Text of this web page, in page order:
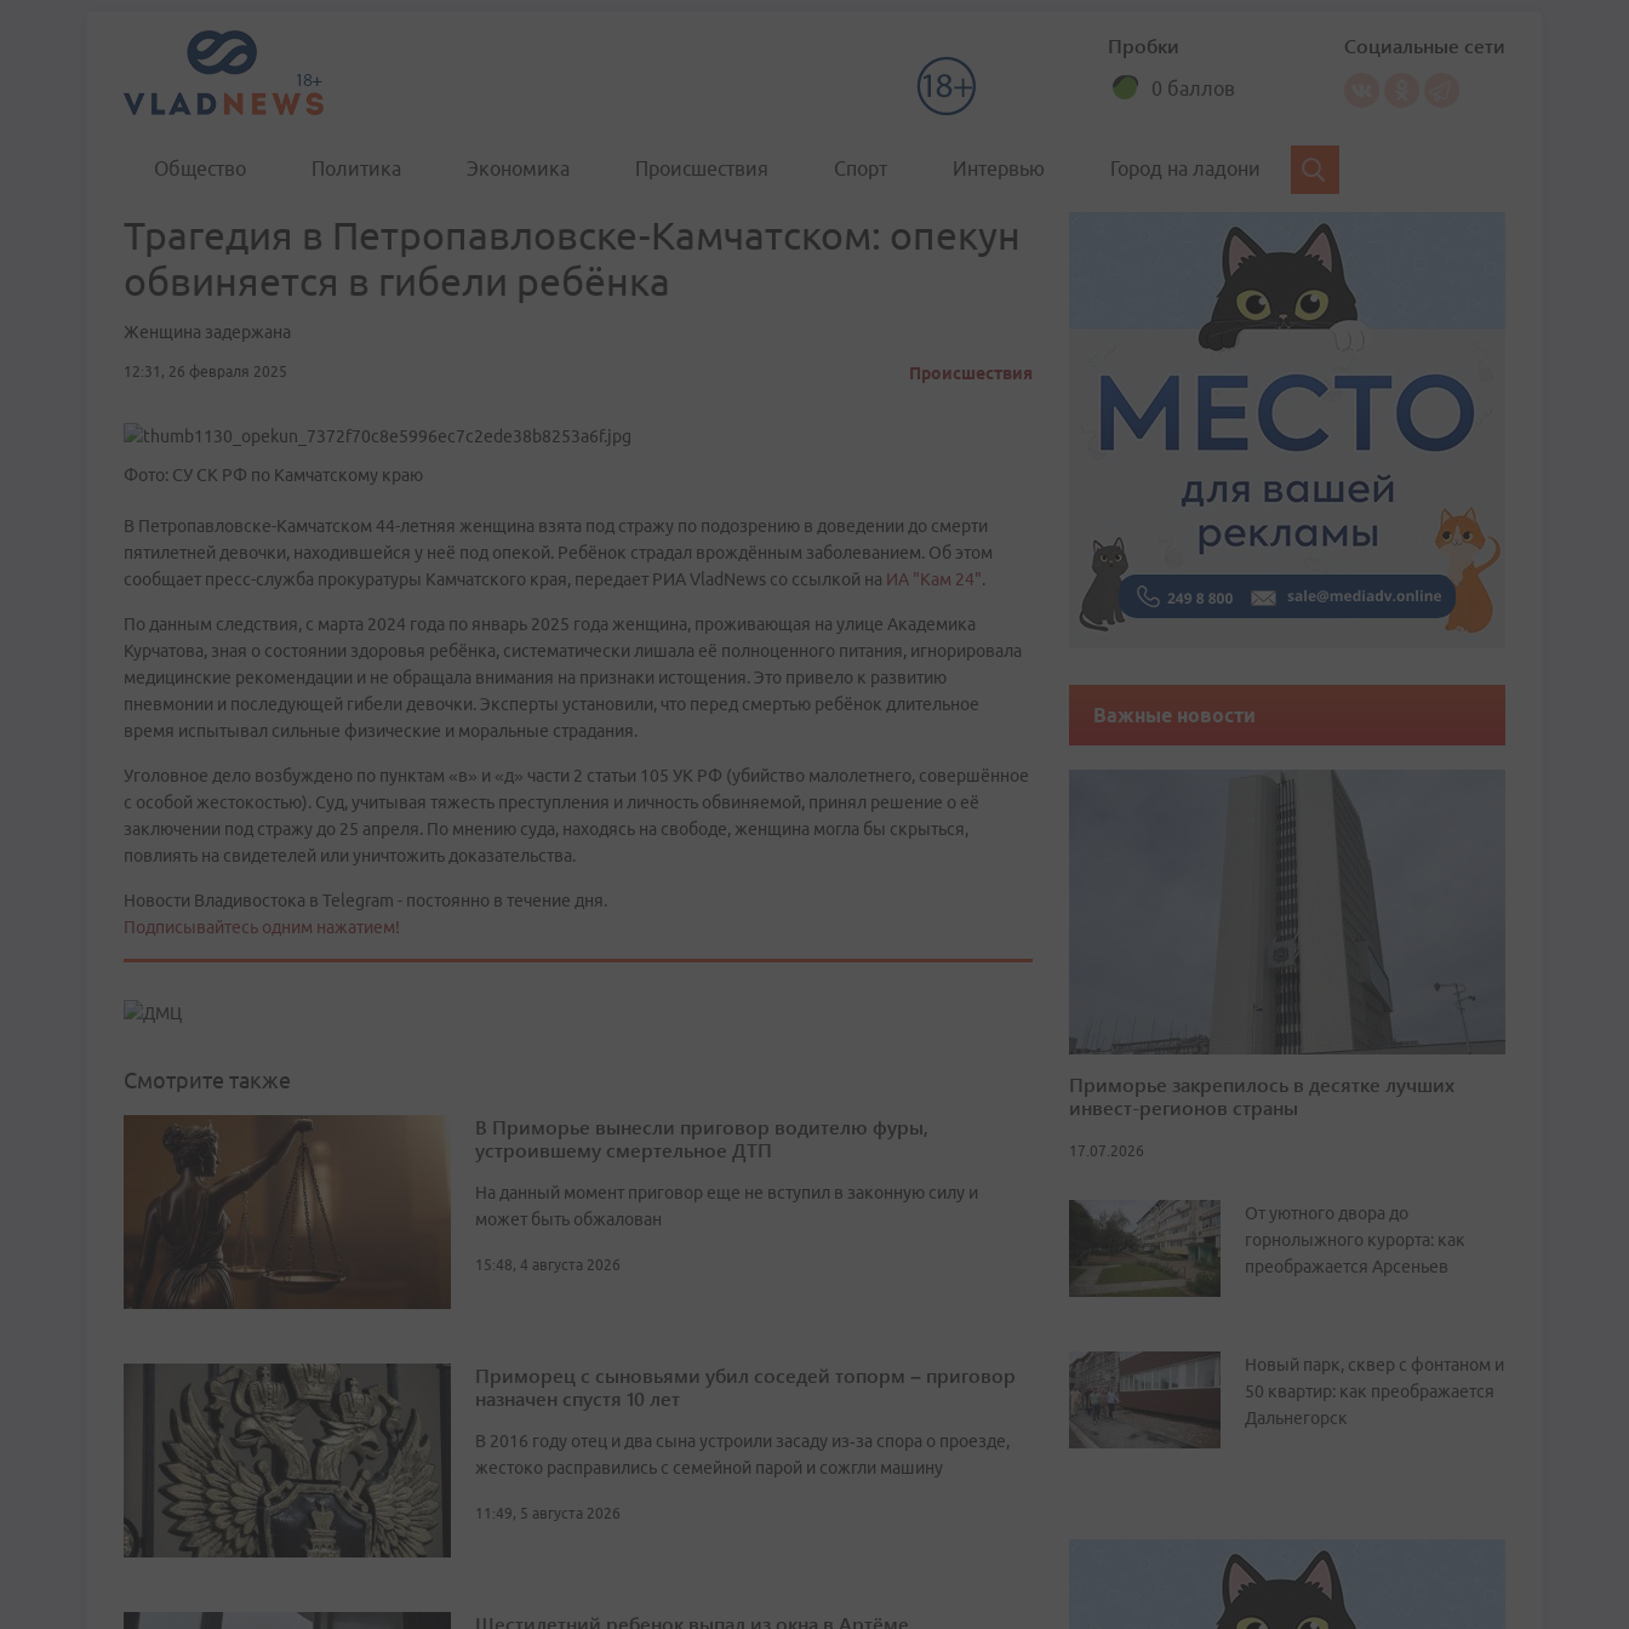
Пробки
0 баллов
Социальные сети
Общество Политика Экономика Происшествия Спорт Интервью Город на ладони
Трагедия в Петропавловске-Камчатском: опекун
обвиняется в гибели ребёнка
Женщина задержана
12:31, 26 февраля 2025 Происшествия
Фото: СУ СК РФ по Камчатскому краю
В Петропавловске-Камчатском 44-летняя женщина взята под стражу по подозрению в доведении до смерти
пятилетней девочки, находившейся у неё под опекой. Ребёнок страдал врождённым заболеванием. Об этом
сообщает пресс-служба прокуратуры Камчатского края, передает РИА VladNews со ссылкой на ИА "Кам 24".
По данным следствия, с марта 2024 года по январь 2025 года женщина, проживающая на улице Академика
Курчатова, зная о состоянии здоровья ребёнка, систематически лишала её полноценного питания, игнорировала
медицинские рекомендации и не обращала внимания на признаки истощения. Это привело к развитию
пневмонии и последующей гибели девочки. Эксперты установили, что перед смертью ребёнок длительное
время испытывал сильные физические и моральные страдания.
Уголовное дело возбуждено по пунктам «в» и «д» части 2 статьи 105 УК РФ (убийство малолетнего, совершённое
с особой жестокостью). Суд, учитывая тяжесть преступления и личность обвиняемой, принял решение о её
заключении под стражу до 25 апреля. По мнению суда, находясь на свободе, женщина могла бы скрыться,
повлиять на свидетелей или уничтожить доказательства.
Новости Владивостока в Telegram - постоянно в течение дня.
Подписывайтесь одним нажатием!
Смотрите также
В Приморье вынесли приговор водителю фуры,
устроившему смертельное ДТП
На данный момент приговор еще не вступил в законную силу и
может быть обжалован
15:48, 4 августа 2026
Приморец с сыновьями убил соседей топорм – приговор
назначен спустя 10 лет
В 2016 году отец и два сына устроили засаду из‑за спора о проезде,
жестоко расправились с семейной парой и сожгли машину
11:49, 5 августа 2026
Важные новости
Приморье закрепилось в десятке лучших
инвест-регионов страны
17.07.2026
От уютного двора до
горнолыжного курорта: как
преображается Арсеньев
Новый парк, сквер с фонтаном и
50 квартир: как преображается
Дальнегорск